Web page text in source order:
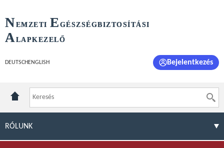
NEMZETI E GÉSZSÉGBIZTOSÍTÁSI
ALAPKEZELŐ
DEUTSCH ENGLISH Bejelentkezés
RÓLUNK